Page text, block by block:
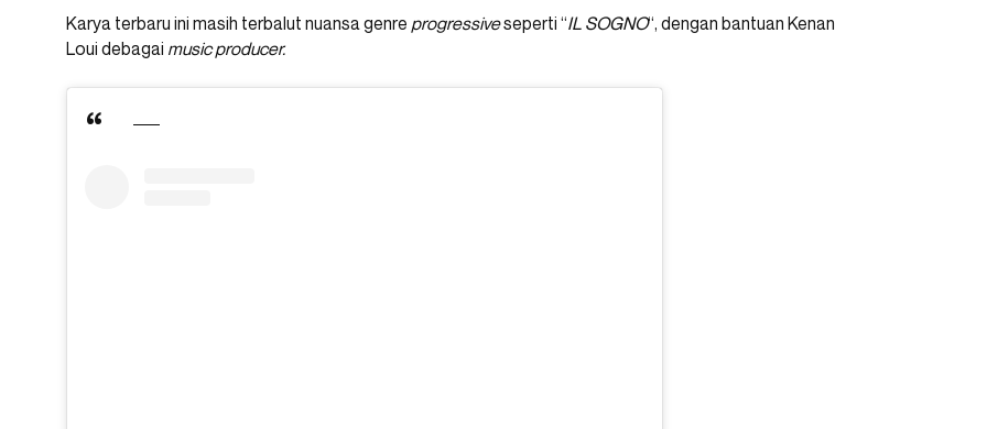
Karya terbaru ini masih terbalut nuansa genre progressiveseperti “IL SOGNO“, dengan bantuan Kenan
Loui debagai music producer.